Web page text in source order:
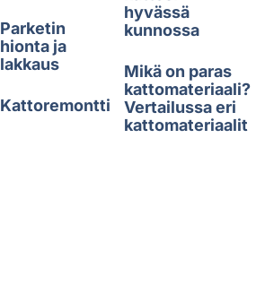
Parketin
hionta ja
lakkaus
Kattoremontti
hyvässä
kunnossa
Mikä on paras
kattomateriaali?
Vertailussa eri
kattomateriaalit